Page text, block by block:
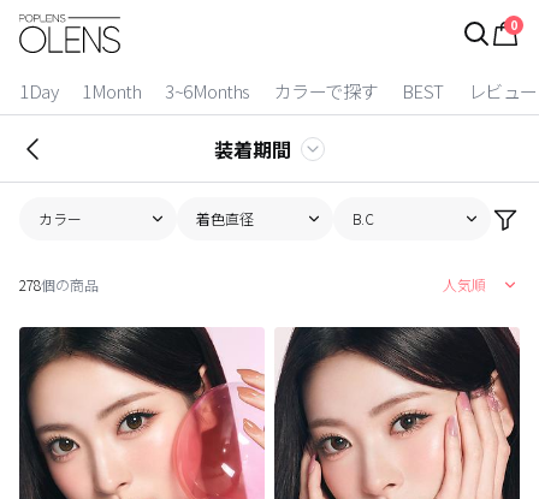
0
1Day 1Month 3~6Months カラーで探す BEST レビュー
ログイン
カラコン比較
今月限定特典
ベスト
カラコン
装着期間
2 Weeks
1 Month
3~6 Months
よりどりキット
装着期間
カラー 着色直径 B.C
278個の商品 人気順